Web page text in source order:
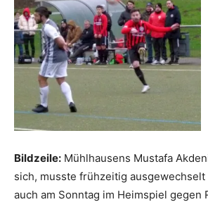
Bildzeile: Mühlhausens Mustafa
sich, musste frühzeitig
auch am Sonntag im Heimspiel gegen